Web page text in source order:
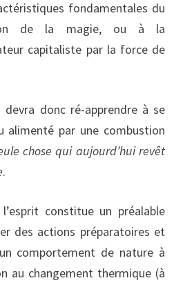
fondamentales du
de la magie, ou à la
capitaliste par la force de
devra donc ré-apprendre à se
alimenté par une combustion
chose qui aujourd’hui revêt
.
constitue un préalable
des actions préparatoires et
comportement de nature à
au changement thermique (à